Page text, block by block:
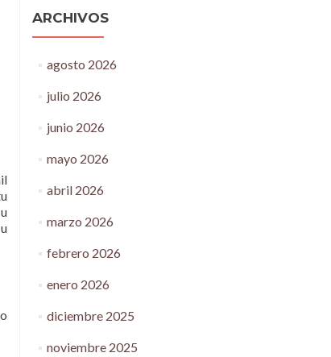
ARCHIVOS
agosto 2026
julio 2026
junio 2026
mayo 2026
abril 2026
marzo 2026
febrero 2026
enero 2026
diciembre 2025
noviembre 2025